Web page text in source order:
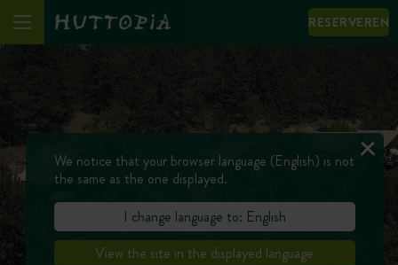
RESERVEREN
We notice that your browser language (English) is not
the same as the one displayed.
I change language to: English
View the site in the displayed language